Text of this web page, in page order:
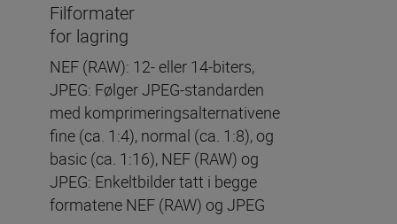
Filformater
for lagring
NEF (RAW): 12- eller 14-biters,
JPEG: Følger JPEG-standarden
med komprimeringsalternativene
fine (ca. 1:4), normal (ca. 1:8), og
basic (ca. 1:16), NEF (RAW) og
JPEG: Enkeltbilder tatt i begge
formatene NEF (RAW) og JPEG